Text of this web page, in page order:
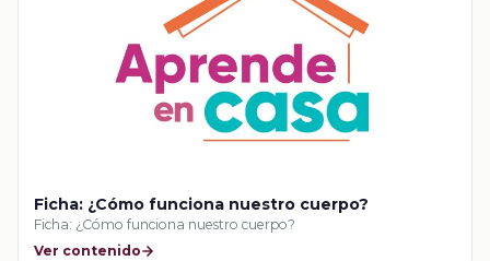
Ficha: ¿Cómo funciona nuestro cuerpo?
Ficha: ¿Cómo funciona nuestro cuerpo?
Ver contenido